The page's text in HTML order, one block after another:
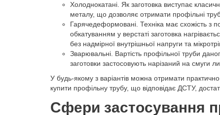
Холоднокатані. Як заготовка виступає
металу, що дозволяє отримати профільні
Гарячедеформовані. Техніка має схожість з
обкатуванням у верстаті заготовка
без надмірної внутрішньої напруги та
Зварювальні. Вартість профільної труби
заготовки застосовують нарізаний на смуги
У будь-якому з варіантів можна отримати
купити профільну трубу, що відповідає ДСТУ,
Сфери застосування